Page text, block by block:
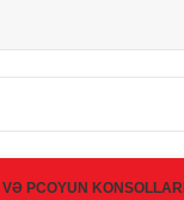
PCOYUN KONSOLLARI